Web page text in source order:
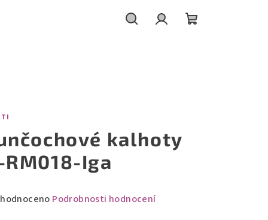
kalhoty
RM018-Iga
Podrobnosti hodnocení